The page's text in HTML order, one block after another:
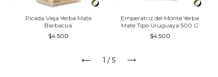
Picada Vieja Yerba Mate
Barbacuá
$4.500
Emperatriz del Monte Yerba
Mate Tipo Uruguaya 500 G
$4.500
1 / 5